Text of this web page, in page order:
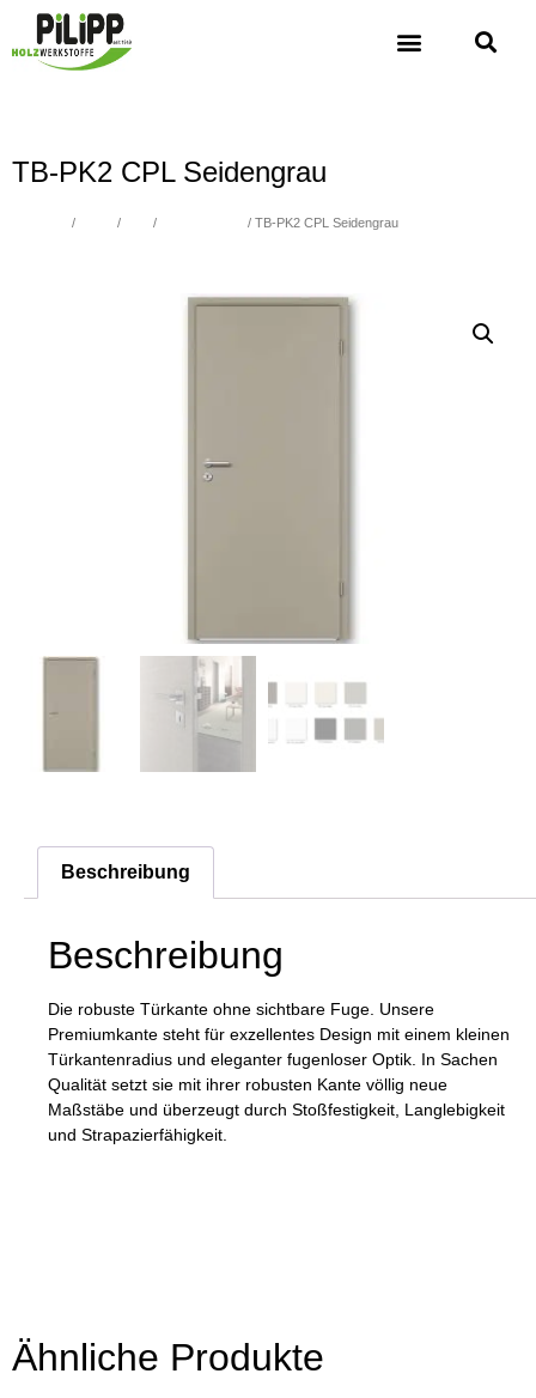
TB-PK2 CPL Seidengrau
/ / / / TB-PK2 CPL Seidengrau
Beschreibung
Beschreibung
Die robuste Türkante ohne sichtbare Fuge. Unsere
Premiumkante steht für exzellentes Design mit einem kleinen
Türkantenradius und eleganter fugenloser Optik. In Sachen
Qualität setzt sie mit ihrer robusten Kante völlig neue
Maßstäbe und überzeugt durch Stoßfestigkeit, Langlebigkeit
und Strapazierfähigkeit.
Ähnliche Produkte